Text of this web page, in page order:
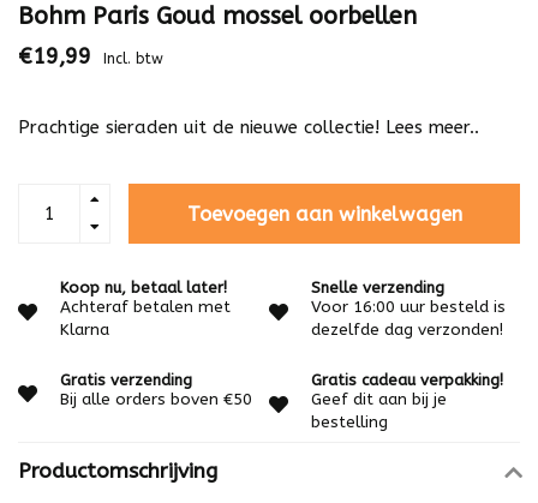
Bohm Paris Goud mossel oorbellen
€19,99 Incl. btw
Prachtige sieraden uit de nieuwe collectie! Lees meer..
Toevoegen aan winkelwagen
Koop nu, betaal later!
Achteraf betalen met
Klarna
Snelle verzending
Voor 16:00 uur besteld is
dezelfde dag verzonden!
Gratis verzending
Bij alle orders boven €50
Gratis cadeau verpakking!
Geef dit aan bij je
bestelling
Productomschrijving